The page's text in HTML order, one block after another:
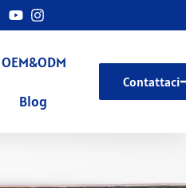
OEM&ODM
Blog
Contattaci